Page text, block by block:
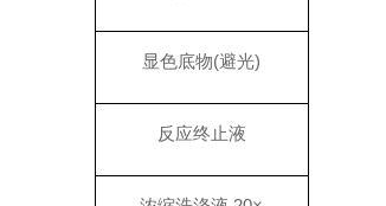
显色底物(避光)
反应终止液